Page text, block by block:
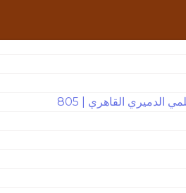
الدميري القاهري | 805